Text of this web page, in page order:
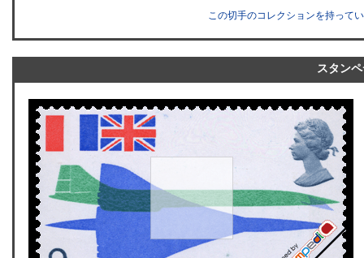
この切手のコレクションを持って
スタン